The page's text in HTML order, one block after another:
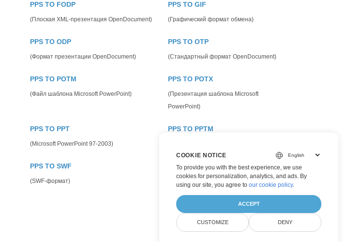
PPS TO FODP
(Плоская XML-презентация OpenDocument)
PPS TO GIF
(Графический формат обмена)
PPS TO ODP
(Формат презентации OpenDocument)
PPS TO OTP
(Стандартный формат OpenDocument)
PPS TO POTM
(Файл шаблона Microsoft PowerPoint)
PPS TO POTX
(Презентация шаблона Microsoft
PowerPoint)
PPS TO PPT
(Microsoft PowerPoint 97-2003)
PPS TO PPTM
PPS TO SWF
(SWF-формат)
PPS TO TIFF
(Формат изображения с тегами)
COOKIE NOTICE
To provide you with the best experience, we use
cookies for personalization, analytics, and ads. By
using our site, you agree to our cookie policy.
ACCEPT
CUSTOMIZE DENY